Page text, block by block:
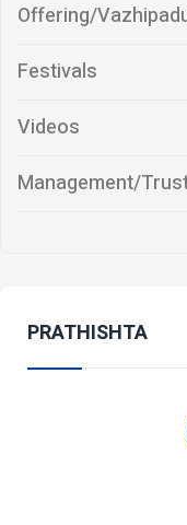
Offering/
Festivals
Videos
Management/
PRATHISHTA